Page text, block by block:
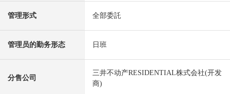
管理形式 全部委託
管理员的勤务形态 日班
分售公司
三井不动产RESIDENTIAL株式会社(开发
商)